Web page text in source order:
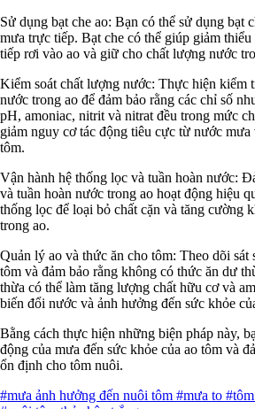
Sử dụng bạt che ao: Bạn có thể sử dụng bạt
mưa trực tiếp. Bạt che có thể giúp giảm
tiếp rơi vào ao và giữ cho chất lượng nước
Kiểm soát chất lượng nước: Thực hiện kiểm
nước trong ao để đảm bảo rằng các chỉ số
pH, amoniac, nitrit và nitrat đều trong mức
giảm nguy cơ tác động tiêu cực từ nước
tôm.
Vận hành hệ thống lọc và tuần hoàn nước:
và tuần hoàn nước trong ao hoạt động hiệu
thống lọc để loại bỏ chất cặn và tăng cường
trong ao.
Quản lý ao và thức ăn cho tôm: Theo dõi sát
tôm và đảm bảo rằng không có thức ăn dư
thừa có thể làm tăng lượng chất hữu cơ và
biến đổi nước và ảnh hưởng đến sức khỏe
Bằng cách thực hiện những biện pháp này,
động của mưa đến sức khỏe của ao tôm và
ổn định cho tôm nuôi.
#mưa ảnh hưởng đến nuôi tôm #mưa to